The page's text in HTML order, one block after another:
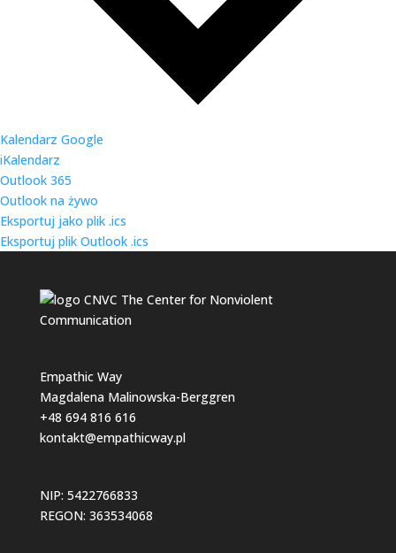
Kalendarz Google
iKalendarz
Outlook 365
Outlook na żywo
Eksportuj jako plik .ics
Eksportuj plik Outlook .ics
Empathic Way
Magdalena Malinowska-Berggren
+48 694 816 616
kontakt@empathicway.pl
NIP: 5422766833
REGON: 363534068